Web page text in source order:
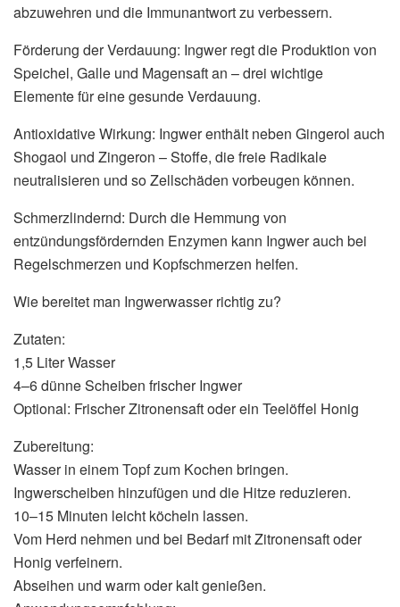
abzuwehren und die Immunantwort zu verbessern.
Förderung der Verdauung: Ingwer regt die Produktion von
Speichel, Galle und Magensaft an – drei wichtige
Elemente für eine gesunde Verdauung.
Antioxidative Wirkung: Ingwer enthält neben Gingerol auch
Shogaol und Zingeron – Stoffe, die freie Radikale
neutralisieren und so Zellschäden vorbeugen können.
Schmerzlindernd: Durch die Hemmung von
entzündungsfördernden Enzymen kann Ingwer auch bei
Regelschmerzen und Kopfschmerzen helfen.
Wie bereitet man Ingwerwasser richtig zu?
Zutaten:
1,5 Liter Wasser
4–6 dünne Scheiben frischer Ingwer
Optional: Frischer Zitronensaft oder ein Teelöffel Honig
Zubereitung:
Wasser in einem Topf zum Kochen bringen.
Ingwerscheiben hinzufügen und die Hitze reduzieren.
10–15 Minuten leicht köcheln lassen.
Vom Herd nehmen und bei Bedarf mit Zitronensaft oder
Honig verfeinern.
Abseihen und warm oder kalt genießen.